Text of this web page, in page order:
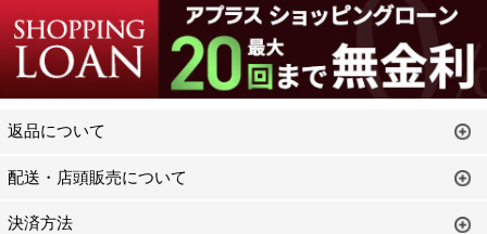
返品について
配送・店頭販売について
決済方法